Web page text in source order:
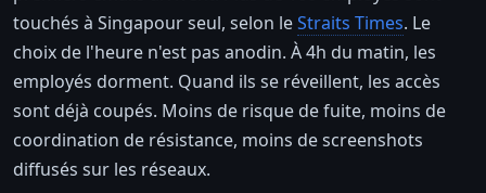
touchés à Singapour seul, selon leStraits Times. Le
choix de l'heure n'est pas anodin. À 4h du matin, les
employés dorment. Quand ils se réveillent, les accès
sont déjà coupés. Moins de risque de fuite, moins de
coordination de résistance, moins de screenshots
diffusés sur les réseaux.